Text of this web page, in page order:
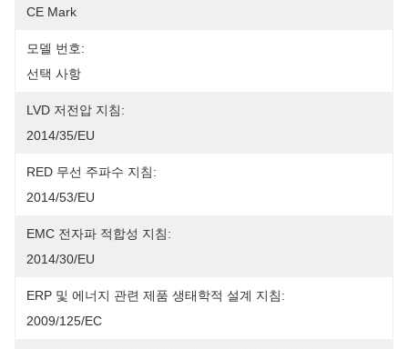
CE Mark
모델 번호:
선택 사항
LVD 저전압 지침:
2014/35/EU
RED 무선 주파수 지침:
2014/53/EU
EMC 전자파 적합성 지침:
2014/30/EU
ERP 및 에너지 관련 제품 생태학적 설계 지침:
2009/125/EC